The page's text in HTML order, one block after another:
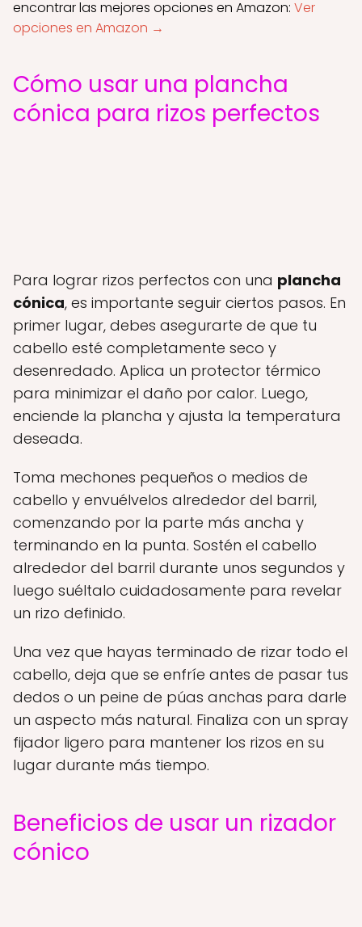
encontrar las mejores opciones en Amazon: Ver
opciones en Amazon →
Cómo usar una plancha
cónica para rizos perfectos
Para lograr rizos perfectos con una plancha
cónica, es importante seguir ciertos pasos. En
primer lugar, debes asegurarte de que tu
cabello esté completamente seco y
desenredado. Aplica un protector térmico
para minimizar el daño por calor. Luego,
enciende la plancha y ajusta la temperatura
deseada.
Toma mechones pequeños o medios de
cabello y envuélvelos alrededor del barril,
comenzando por la parte más ancha y
terminando en la punta. Sostén el cabello
alrededor del barril durante unos segundos y
luego suéltalo cuidadosamente para revelar
un rizo definido.
Una vez que hayas terminado de rizar todo el
cabello, deja que se enfríe antes de pasar tus
dedos o un peine de púas anchas para darle
un aspecto más natural. Finaliza con un spray
fijador ligero para mantener los rizos en su
lugar durante más tiempo.
Beneficios de usar un rizador
cónico